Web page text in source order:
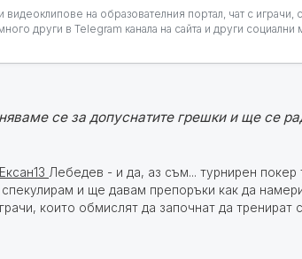
видеоклипове на образователния портал, чат с
други в Telegram канала на сайта и други социални
се за допуснатите грешки и ще се
Лебедев - и да, аз съм... турнирен
и ще давам препоръки как да
които обмислят да започнат да тренират